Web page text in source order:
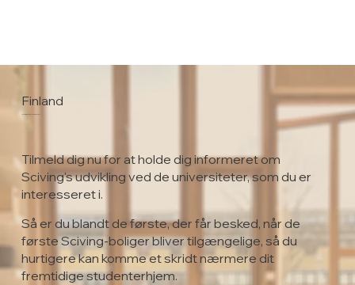
Finland
University of Helsinki
Tilmeld dig nu for at holde dig informeret om
Sciving's udvikling ved de universiteter, som du er
interesseret i.
Så er du blandt de første, der får besked, når de
første Sciving-boliger bliver tilgængelige, så du
hurtigere kan komme et skridt nærmere dit
fremtidige studenterhjem.